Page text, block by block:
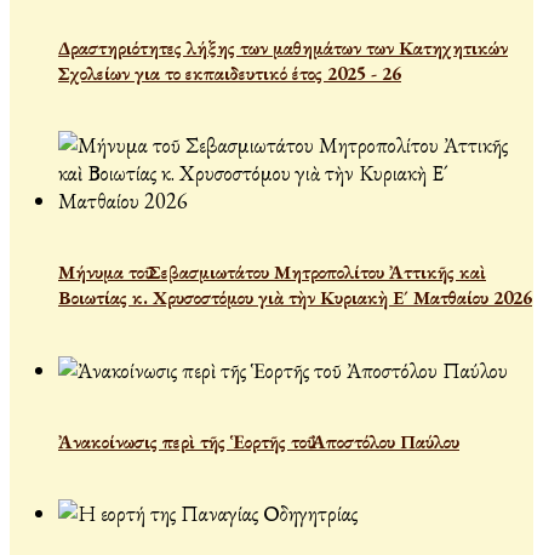
Δραστηριότητες λήξης των μαθημάτων των Κατηχητικών
Σχολείων για το εκπαιδευτικό έτος 2025 - 26
Μήνυμα τοῦ Σεβασμιωτάτου Μητροπολίτου Ἀττικῆς καὶ
Βοιωτίας κ. Χρυσοστόμου γιὰ τὴν Κυριακὴ Ε´ Ματθαίου 2026
Ἀνακοίνωσις περὶ τῆς Ἑορτῆς τοῦ Ἀποστόλου Παύλου